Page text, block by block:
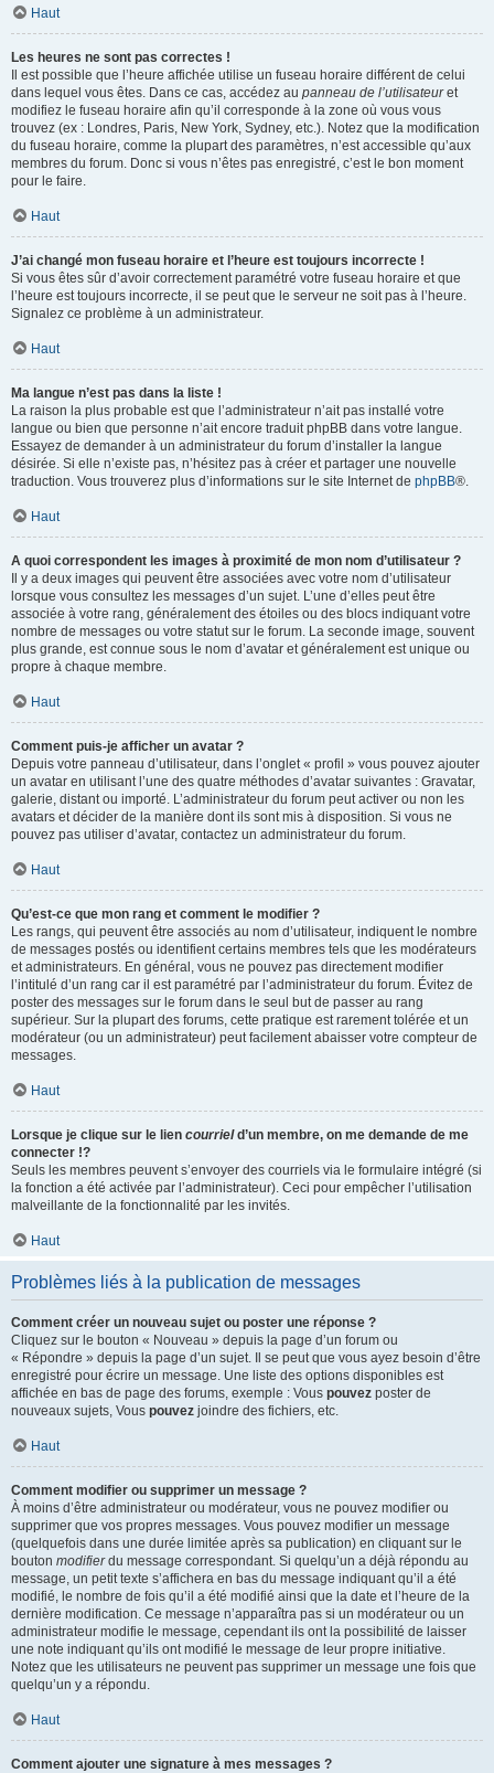
Haut
Les heures ne sont pas correctes !
Il est possible que l’heure affichée utilise un fuseau horaire différent de celui
dans lequel vous êtes. Dans ce cas, accédez au panneau de l’utilisateuret
modifiez le fuseau horaire afin qu’il corresponde à la zone où vous vous
trouvez (ex : Londres, Paris, New York, Sydney, etc.). Notez que la modification
du fuseau horaire, comme la plupart des paramètres, n’est accessible qu’aux
membres du forum. Donc si vous n’êtes pas enregistré, c’est le bon moment
pour le faire.
Haut
J’ai changé mon fuseau horaire et l’heure est toujours incorrecte !
Si vous êtes sûr d’avoir correctement paramétré votre fuseau horaire et que
l’heure est toujours incorrecte, il se peut que le serveur ne soit pas à l’heure.
Signalez ce problème à un administrateur.
Haut
Ma langue n’est pas dans la liste !
La raison la plus probable est que l’administrateur n’ait pas installé votre
langue ou bien que personne n’ait encore traduit phpBB dans votre langue.
Essayez de demander à un administrateur du forum d’installer la langue
désirée. Si elle n’existe pas, n’hésitez pas à créer et partager une nouvelle
traduction. Vous trouverez plus d’informations sur le site Internet de phpBB®.
Haut
A quoi correspondent les images à proximité de mon nom d’utilisateur ?
Il y a deux images qui peuvent être associées avec votre nom d’utilisateur
lorsque vous consultez les messages d’un sujet. L’une d’elles peut être
associée à votre rang, généralement des étoiles ou des blocs indiquant votre
nombre de messages ou votre statut sur le forum. La seconde image, souvent
plus grande, est connue sous le nom d’avatar et généralement est unique ou
propre à chaque membre.
Haut
Comment puis-je afficher un avatar ?
Depuis votre panneau d’utilisateur, dans l’onglet « profil » vous pouvez ajouter
un avatar en utilisant l’une des quatre méthodes d’avatar suivantes : Gravatar,
galerie, distant ou importé. L’administrateur du forum peut activer ou non les
avatars et décider de la manière dont ils sont mis à disposition. Si vous ne
pouvez pas utiliser d’avatar, contactez un administrateur du forum.
Haut
Qu’est-ce que mon rang et comment le modifier ?
Les rangs, qui peuvent être associés au nom d’utilisateur, indiquent le nombre
de messages postés ou identifient certains membres tels que les modérateurs
et administrateurs. En général, vous ne pouvez pas directement modifier
l’intitulé d’un rang car il est paramétré par l’administrateur du forum. Évitez de
poster des messages sur le forum dans le seul but de passer au rang
supérieur. Sur la plupart des forums, cette pratique est rarement tolérée et un
modérateur (ou un administrateur) peut facilement abaisser votre compteur de
messages.
Haut
Lorsque je clique sur le lien courrield’un membre, on me demande de me
connecter !?
Seuls les membres peuvent s’envoyer des courriels via le formulaire intégré (si
la fonction a été activée par l’administrateur). Ceci pour empêcher l’utilisation
malveillante de la fonctionnalité par les invités.
Haut
Problèmes liés à la publication de messages
Comment créer un nouveau sujet ou poster une réponse ?
Cliquez sur le bouton « Nouveau » depuis la page d’un forum ou
« Répondre » depuis la page d’un sujet. Il se peut que vous ayez besoin d’être
enregistré pour écrire un message. Une liste des options disponibles est
affichée en bas de page des forums, exemple : Vous pouvez poster de
nouveaux sujets, Vous pouvez joindre des fichiers, etc.
Haut
Comment modifier ou supprimer un message ?
À moins d’être administrateur ou modérateur, vous ne pouvez modifier ou
supprimer que vos propres messages. Vous pouvez modifier un message
(quelquefois dans une durée limitée après sa publication) en cliquant sur le
bouton modifierdu message correspondant. Si quelqu’un a déjà répondu au
message, un petit texte s’affichera en bas du message indiquant qu’il a été
modifié, le nombre de fois qu’il a été modifié ainsi que la date et l’heure de la
dernière modification. Ce message n’apparaîtra pas si un modérateur ou un
administrateur modifie le message, cependant ils ont la possibilité de laisser
une note indiquant qu’ils ont modifié le message de leur propre initiative.
Notez que les utilisateurs ne peuvent pas supprimer un message une fois que
quelqu’un y a répondu.
Haut
Comment ajouter une signature à mes messages ?